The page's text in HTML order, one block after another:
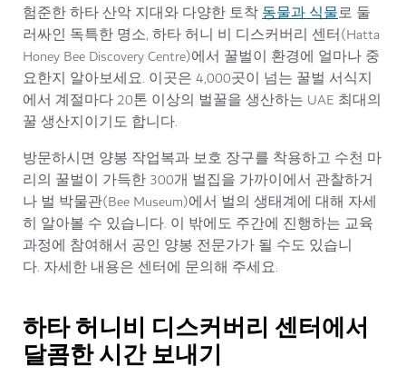
험준한 하타 산악 지대와 다양한 토착동물과 식물로 둘
러싸인 독특한 명소, 하타 허니 비 디스커버리 센터(Hatta
Honey Bee Discovery Centre)에서 꿀벌이 환경에 얼마나 중
요한지 알아보세요. 이곳은 4,000곳이 넘는 꿀벌 서식지
에서 계절마다 20톤 이상의 벌꿀을 생산하는 UAE 최대의
꿀 생산지이기도 합니다.
방문하시면 양봉 작업복과 보호 장구를 착용하고 수천 마
리의 꿀벌이 가득한 300개 벌집을 가까이에서 관찰하거
나 벌 박물관(Bee Museum)에서 벌의 생태계에 대해 자세
히 알아볼 수 있습니다. 이 밖에도 주간에 진행하는 교육
과정에 참여해서 공인 양봉 전문가가 될 수도 있습니
다. 자세한 내용은 센터에 문의해 주세요.
하타 허니비 디스커버리 센터에서
달콤한 시간 보내기